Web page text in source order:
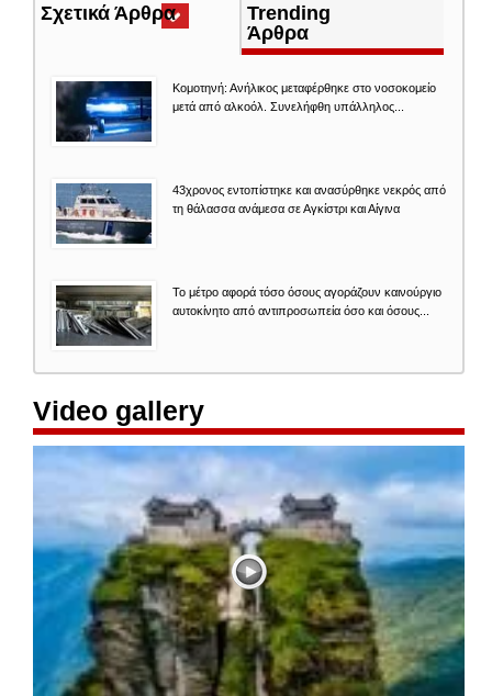
Σχετικά Άρθρα(ενεργή
καρτέλα)
Trending
Άρθρα
Κομοτηνή: Ανήλικος μεταφέρθηκε στο νοσοκομείο
μετά από αλκοόλ. Συνελήφθη υπάλληλος...
43χρονος εντοπίστηκε και ανασύρθηκε νεκρός από
τη θάλασσα ανάμεσα σε Αγκίστρι και Αίγινα
Το μέτρο αφορά τόσο όσους αγοράζουν καινούργιο
αυτοκίνητο από αντιπροσωπεία όσο και όσους...
Video gallery